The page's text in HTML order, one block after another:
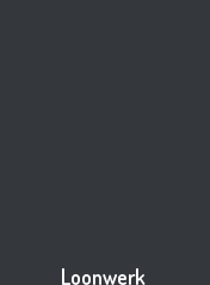
Loonwerk